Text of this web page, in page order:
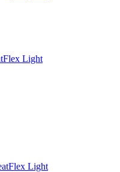
Light
Light